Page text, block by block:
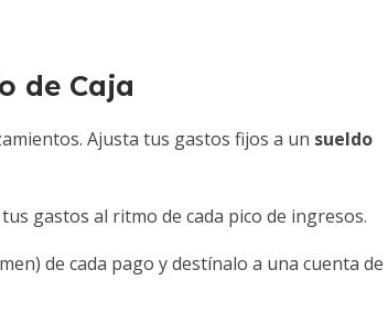
de Caja
Ajusta tus gastos fijos a un sueldo
gastos al ritmo de cada pico de ingresos.
de cada pago y destínalo a una cuenta de